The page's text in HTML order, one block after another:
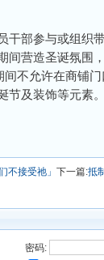
干部参与或组织
间营造圣诞氛围
不允许在商铺
及装饰等元素。
不接受祂」 下一篇:抵
密码: